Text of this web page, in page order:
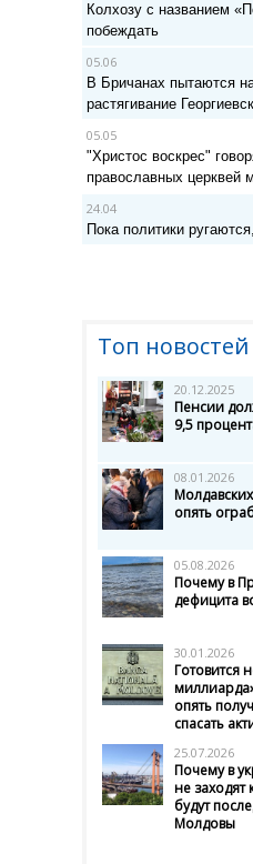
Колхозу с названием
побеждать
05.06
В Бричанах пытаются
растягивание
05.05
"Христос воскрес"
православных церквей
24.04
Пока политики
Топ новостей
20.12.2025
Пенсии
9,5
08.01.2026
опять
05.08.2026
Почему в
дефицита
30.01.2026
Готовится
опять
спасать
25.07.2026
Почему в
не заходят
будут
Молдовы